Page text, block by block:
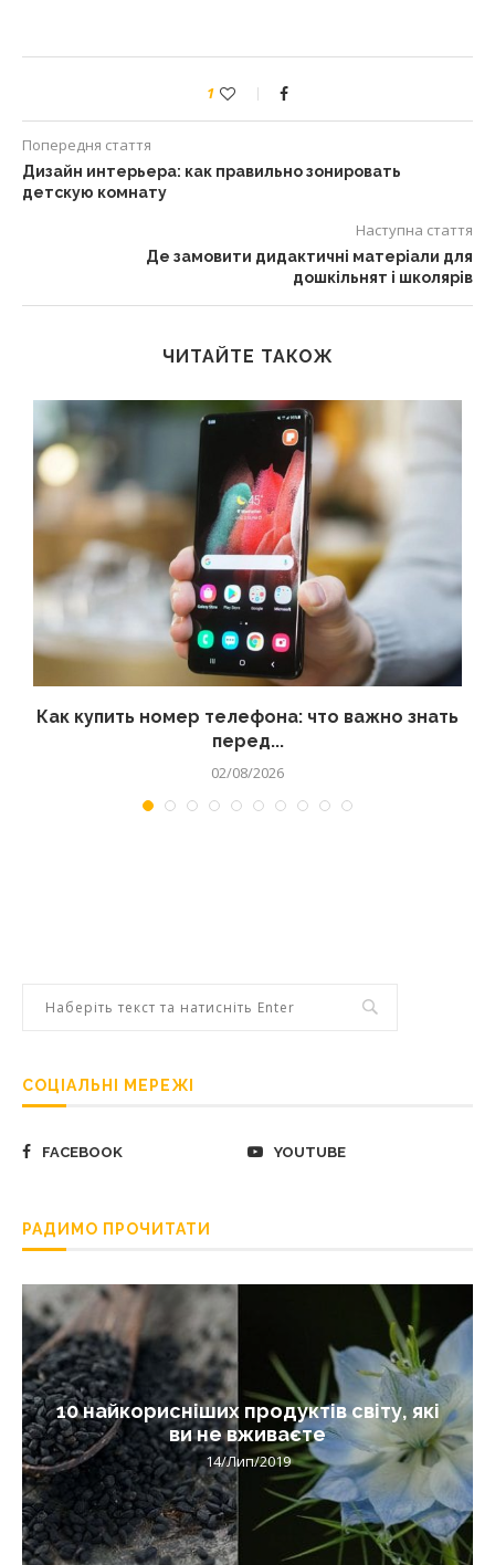
1
Попередня стаття
Дизайн интерьера: как правильно зонировать
детскую комнату
Наступна стаття
Де замовити дидактичні матеріали для
дошкільнят і школярів
ЧИТАЙТЕ ТАКОЖ
Как купить номер телефона: что важно знать
перед...
02/08/2026
СОЦІАЛЬНІ МЕРЕЖІ
FACEBOOK YOUTUBE
РАДИМО ПРОЧИТАТИ
10 найкорисніших продуктів світу, які
ви не вживаєте
14/Лип/2019